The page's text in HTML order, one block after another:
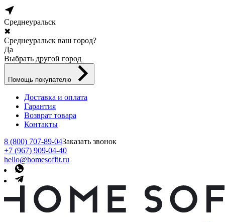
Среднеуральск
✖
Среднеуральск ваш город?
Да
Выбрать другой город
Помощь покупателю
Доставка и оплата
Гарантия
Возврат товара
Контакты
8 (800) 707-89-04Заказать звонок
+7 (967) 909-04-40
hello@homesoffit.ru